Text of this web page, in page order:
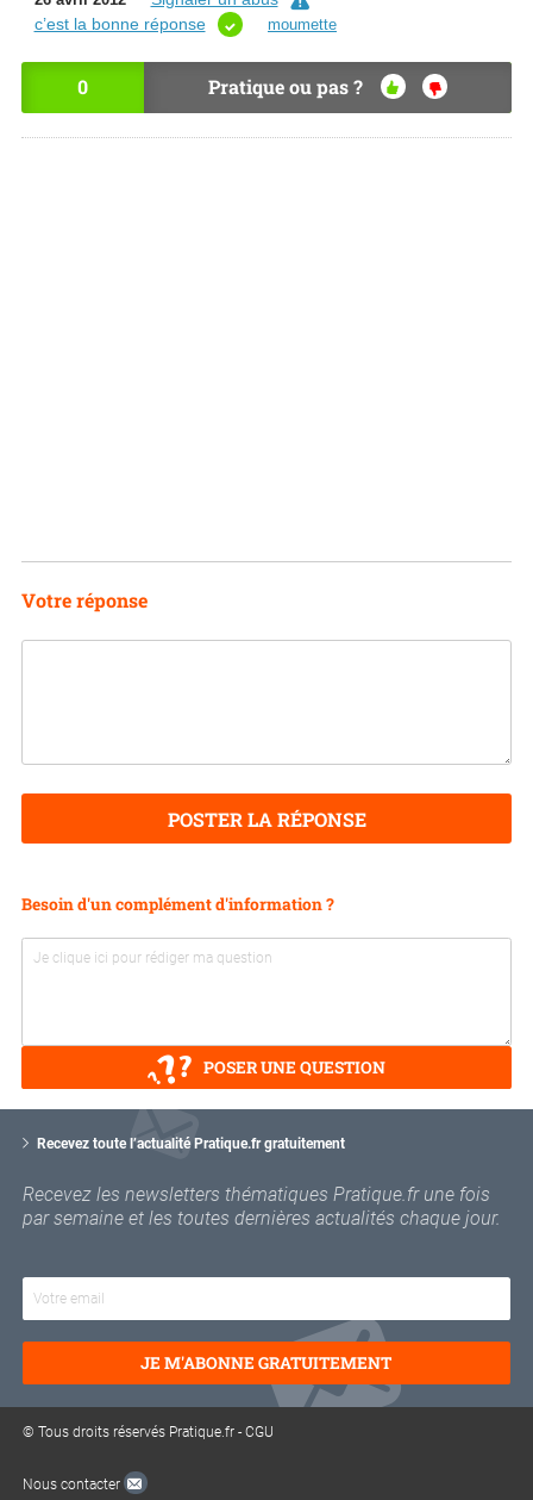
c’est la bonne réponse
moumette
0 Pratique ou pas ?
OU
I
NO
Votre réponse
POSTER LA RÉPONSE
Besoin d'un complément d'information ?
POSER UNE QUESTION
Recevez toute l’actualité Pratique.fr gratuitement
Recevez les newsletters thématiques Pratique.fr une fois
par semaine et les toutes dernières actualités chaque jour.
o
r
e
e
JE M'ABONNE GRATUITEMENT
© Tous droits réservés Pratique.fr -CGU
Nous contacter